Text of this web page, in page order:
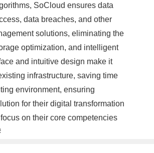
SoCloud ensures data
data breaches, and other
solutions, eliminating the
optimization, and intelligent
and intuitive design make it
infrastructure, saving time
environment, ensuring
for their digital transformation
on their core competencies